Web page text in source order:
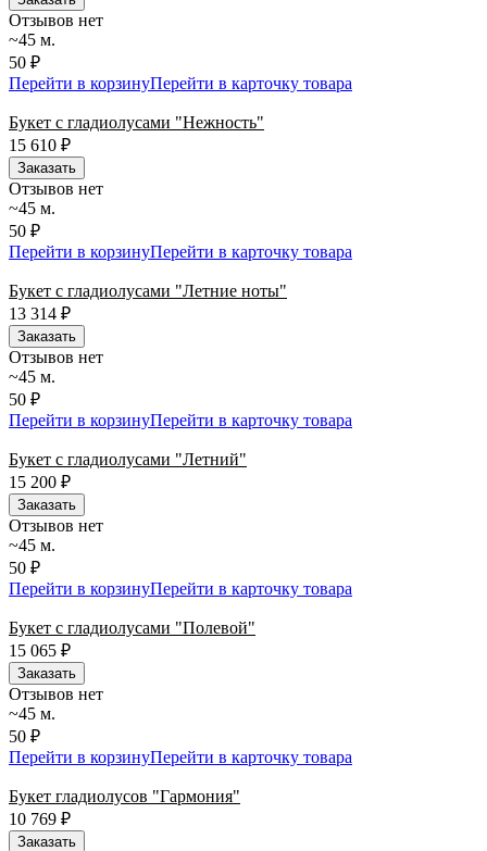
Отзывов нет
~45 м.
50 ₽
Перейти в корзинуПерейти в карточку товара
Букет с гладиолусами "Нежность"
15 610 ₽
Заказать
Отзывов нет
~45 м.
50 ₽
Перейти в корзинуПерейти в карточку товара
Букет с гладиолусами "Летние ноты"
13 314 ₽
Заказать
Отзывов нет
~45 м.
50 ₽
Перейти в корзинуПерейти в карточку товара
Букет с гладиолусами "Летний"
15 200 ₽
Заказать
Отзывов нет
~45 м.
50 ₽
Перейти в корзинуПерейти в карточку товара
Букет с гладиолусами "Полевой"
15 065 ₽
Заказать
Отзывов нет
~45 м.
50 ₽
Перейти в корзинуПерейти в карточку товара
Букет гладиолусов "Гармония"
10 769 ₽
Заказать